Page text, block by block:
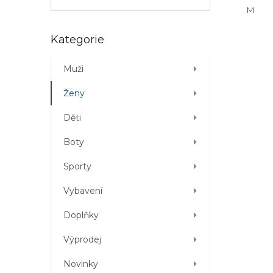
Přeskočit
Kategorie
Muži
Ženy
Děti
Boty
Sporty
Vybavení
Doplňky
Výprodej
Novinky
M